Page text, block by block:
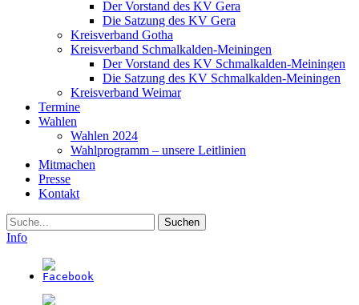
Der Vorstand des KV Gera
Die Satzung des KV Gera
Kreisverband Gotha
Kreisverband Schmalkalden-Meiningen
Der Vorstand des KV Schmalkalden-Meiningen
Die Satzung des KV Schmalkalden-Meiningen
Kreisverband Weimar
Termine
Wahlen
Wahlen 2024
Wahlprogramm – unsere Leitlinien
Mitmachen
Presse
Kontakt
Suche
Info